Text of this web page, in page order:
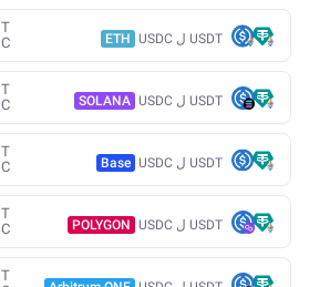
USDT ل USDC ETH
USDT ل USDC SOLANA
USDT ل USDC Base
USDT ل USDC POLYGON